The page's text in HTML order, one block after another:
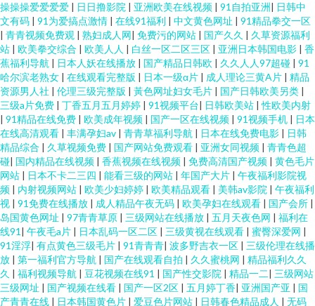
操操操爱爱爱爱 | 日日撸影院 | 亚洲欧美在线视频 | 91自拍亚洲| 日韩中
文有码 | 91为爱搞点激情 | 在线91福利 | 中文黄色网址 | 91精品拳交一区
| 青青视频免费观 | 熟妇成人网| 免费污的网站 | 国产久久 | 久草资源福利
站 | 欧美拳交综合 | 欧美人人 | 白丝一区二区三区 | 亚洲日本韩国电影 | 香
蕉福利导航 | 日本人妖在线播放 | 国产精品日韩欧 | 久久人人97超碰 | 91
哈尔滨老熟女 | 在线观看完整版 | 日本一级α片 | 成人理论三黄A片 | 精品
资源男人社 | 伦理三级完整版 | 黃色网址妇女毛片 | 国产日韩欧美另类 |
三级a片免费 | 丁香五月五月婷婷 | 91视频平台| 日韩欧美站 |性欧美内射
| 91精品在线免费 | 欧美成年视频 | 国产一区在线视频 | 91视频手机 | 日本
在线高清观看 | 丰满孕妇av | 青青草福利导航 | 日本在线免费电影 | 日韩
精品综合 | 久草视频免费 | 国产网站免费观看 | 亚洲女同视频 | 青青色超
碰| 国内精品在线视频 | 香蕉视频在线视频 | 免费高清国产视频 | 黄色毛片
网站 | 日本不卡二三四 | 能看三级的网站 | 年国产大片 | 午夜福利影院视
频 | 内射视频网站 | 欧美少妇婷婷 | 欧美精品观看 | 美韩av影院 | 午夜福利
视 | 91免费在线播放 | 成人精品午夜无码 | 欧美孕妇在线观看 | 国产会所 |
岛国黄色网址 | 97青青草原 | 三级网站在线播放 | 五月天夜色网 | 福利在
线91 | 午夜毛a片 | 日本乱码一区二区 | 三级黄视在线观看 | 蜜臀深爱网 |
91淫浮| 有点黄色三级毛片 | 91青青青| 波多野吉衣一区 | 三级伦理在线播
放 | 第一福利官方导航 | 国产在线观看自拍 | 久久蜜桃网 | 精品福利久久
久 | 福利视频导航 | 豆花视频在线91 | 国产性交影院 | 精品一二| 三级网站
三级网址 | 国产视频在线看 | 国产一区2区 | 五月婷丁香| 亚洲国产亚 | 国
产青青在线 | 日本韩国黄色片 | 爱豆色片网站 | 日韩春色精品成人 | 无码